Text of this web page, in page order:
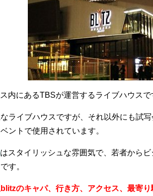
内にあるTBSが運営するライブハウスで
ライブハウスですが、それ以外にも試
ントで使用されています。
はスタイリッシュな雰囲気で、若者から
す。
のキャパ、行き方、アクセス、最寄り